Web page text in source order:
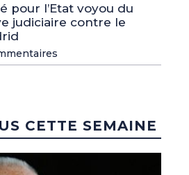
pour l’Etat voyou du
judiciaire contre le
CETTE SEMAINE